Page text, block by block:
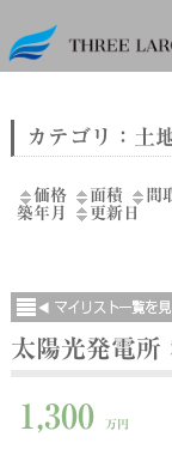
カテゴリ：土
価格 面積 間
築年月
更新日
太陽光発電所
1,300 万円